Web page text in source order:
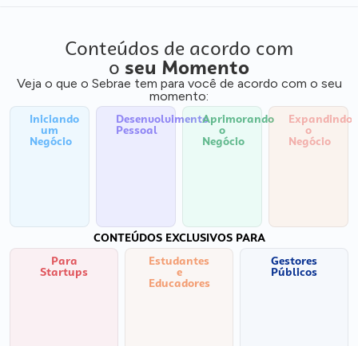
Conteúdos de acordo com
o seu Momento
Veja o que o Sebrae tem para você de acordo com o seu
momento:
Iniciando
um
Negócio
Desenvolvimento
Pessoal
Aprimorando
o
Negócio
Expandindo
o
Negócio
CONTEÚDOS EXCLUSIVOS PARA
Para
Startups
Estudantes
e
Educadores
Gestores
Públicos